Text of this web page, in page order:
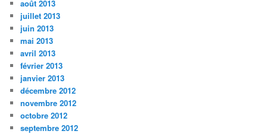
août 2013
juillet 2013
juin 2013
mai 2013
avril 2013
février 2013
janvier 2013
décembre 2012
novembre 2012
octobre 2012
septembre 2012